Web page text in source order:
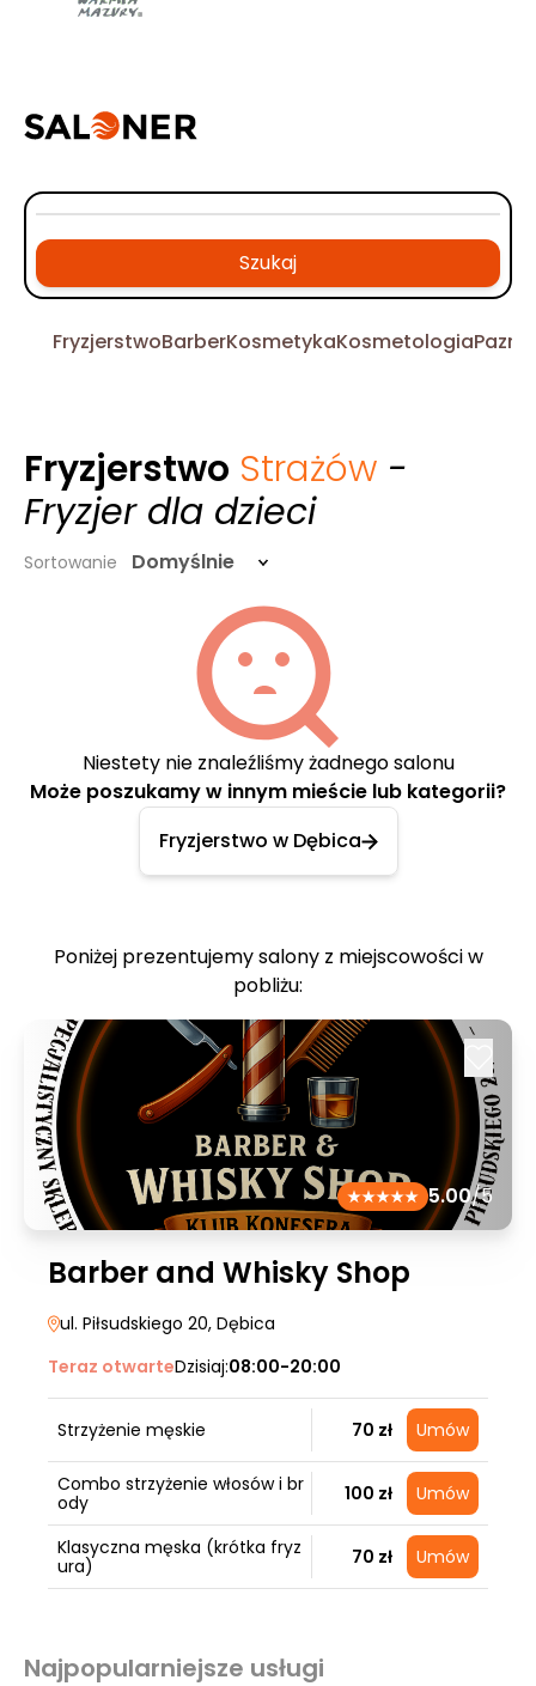
Szukaj
FryzjerstwoBarberKosmetykaKosmetologia
Fryzjerstwo Strażów -
Fryzjer dla dzieci
Sortowanie Domyślnie
Niestety nie znaleźliśmy żadnego salonu
Może poszukamy w innym mieście lub kategorii?
Fryzjerstwo w Dębica
Poniżej prezentujemy salony z miejscowości w
pobliżu:
5.00/5
Barber and Whisky Shop
ul. Piłsudskiego 20, Dębica
Teraz otwarteDzisiaj:08:00-20:00
Strzyżenie męskie 70 zł Umów
Combo strzyżenie włosów i br
ody
100 zł Umów
Klasyczna męska (krótka fryz
ura)
70 zł Umów
Najpopularniejsze usługi